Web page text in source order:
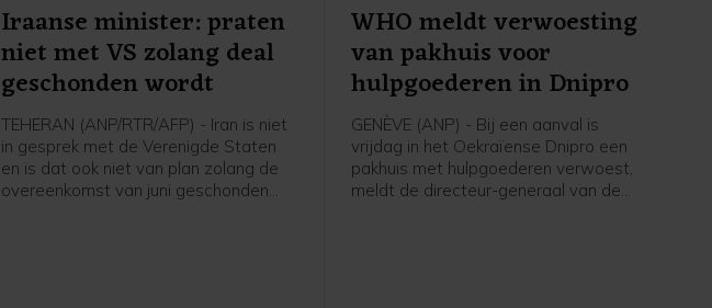
Iraanse minister: praten
niet met VS zolang deal
geschonden wordt
TEHERAN (ANP/RTR/AFP) - Iran is niet
in gesprek met de Verenigde Staten
en is dat ook niet van plan zolang de
overeenkomst van juni geschonden
WHO meldt verwoesting
van pakhuis voor
hulpgoederen in Dnipro
GENÈVE (ANP) - Bij een aanval is
vrijdag in het Oekraïense Dnipro een
pakhuis met hulpgoederen verwoest,
meldt de directeur-generaal van de